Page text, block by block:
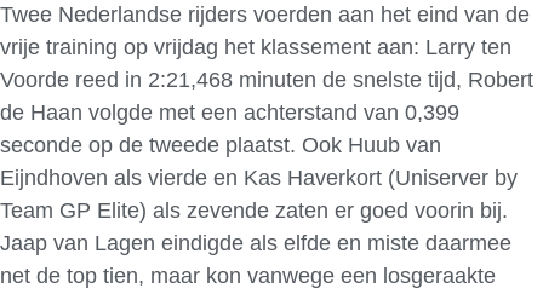
Twee Nederlandse rijders voerden aan het eind van de
vrije training op vrijdag het klassement aan: Larry ten
Voorde reed in 2:21,468 minuten de snelste tijd, Robert
de Haan volgde met een achterstand van 0,399
seconde op de tweede plaatst. Ook Huub van
Eijndhoven als vierde en Kas Haverkort (Uniserver by
Team GP Elite) als zevende zaten er goed voorin bij.
Jaap van Lagen eindigde als elfde en miste daarmee
net de top tien, maar kon vanwege een losgeraakte